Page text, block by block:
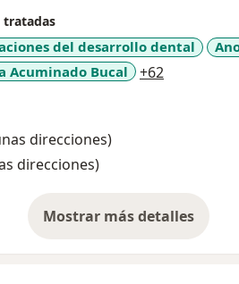
tratadas
del desarrollo dental
Acuminado Bucal +62
direcciones)
direcciones)
Mostrar más detalles
sobre la